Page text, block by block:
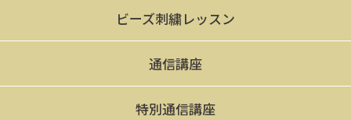
ビーズ刺繍レッスン
通信講座
特別通信講座